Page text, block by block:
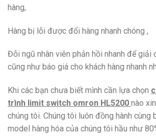
hàng,
Hàng bị lỗi được đổi hàng nhanh chóng ,
Đỗi ngũ nhân viên phản hồi nhanh để giải
cũng như báo giá cho khách hàng nhanh
Khi các bạn chưa biết mình cần lựa chọn
trình limit switch omron HL5200 nào
chúng tôi. Chúng tôi luôn đồng hành cùng
model hàng hóa của chúng tôi hầu như